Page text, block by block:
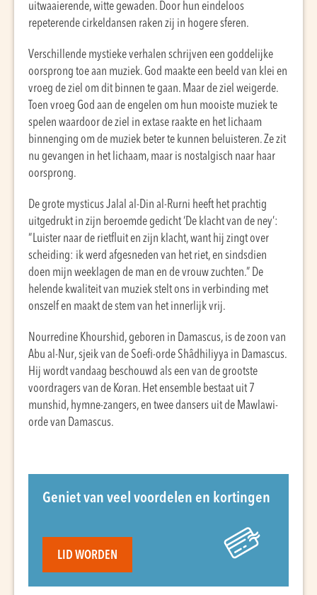
uitwaaierende, witte gewaden. Door hun eindeloos
repeterende cirkeldansen raken zij in hogere sferen.
Verschillende mystieke verhalen schrijven een goddelijke
oorsprong toe aan muziek. God maakte een beeld van klei en
vroeg de ziel om dit binnen te gaan. Maar de ziel weigerde.
Toen vroeg God aan de engelen om hun mooiste muziek te
spelen waardoor de ziel in extase raakte en het lichaam
binnenging om de muziek beter te kunnen beluisteren. Ze zit
nu gevangen in het lichaam, maar is nostalgisch naar haar
oorsprong.
De grote mysticus Jalal al-Din al-Rurni heeft het prachtig
uitgedrukt in zijn beroemde gedicht ‘De klacht van de ney’:
“Luister naar de rietfluit en zijn klacht, want hij zingt over
scheiding: ik werd afgesneden van het riet, en sindsdien
doen mijn weeklagen de man en de vrouw zuchten.” De
helende kwaliteit van muziek stelt ons in verbinding met
onszelf en maakt de stem van het innerlijk vrij.
Nourredine Khourshid, geboren in Damascus, is de zoon van
Abu al-Nur, sjeik van de Soefi-orde Shâdhiliyya in Damascus.
Hij wordt vandaag beschouwd als een van de grootste
voordragers van de Koran. Het ensemble bestaat uit 7
munshid, hymne-zangers, en twee dansers uit de Mawlawi-
orde van Damascus.
Geniet van veel voordelen en kortingen
LID WORDEN